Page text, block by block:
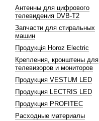
Антенны для цифрового
телевидения DVB-T2
Запчасти для стиральных
машин
Продукція Horoz Electric
Крепления, кронштены для
телевизоров и мониторов
Продукция VESTUM LED
Продукция LECTRIS LED
Продукция PROFITEC
Расходные материалы